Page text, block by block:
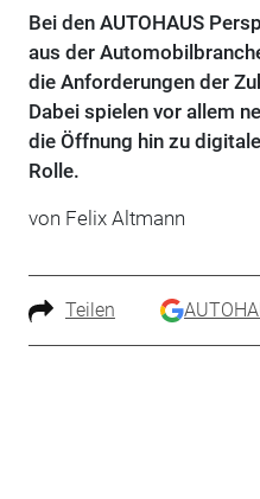
Bei den AUTOHAUS
aus der
die Anforderungen der
Dabei spielen vor allem
die Öffnung hin zu
Rolle.
von Felix Altmann
Teilen